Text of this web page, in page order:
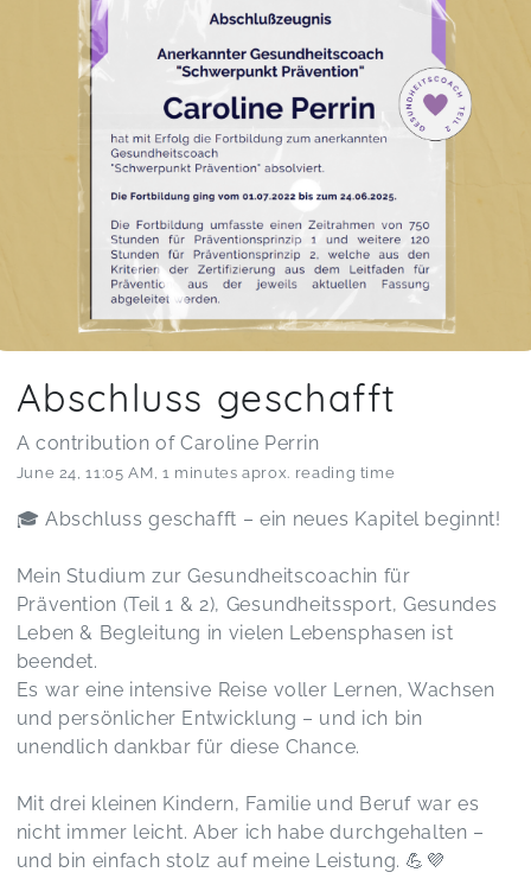
Abschluss geschafft
A contribution of Caroline Perrin
June 24 ,11:05 AM 1 minutes aprox. reading time
🎓 Abschluss geschafft – ein neues Kapitel beginnt!
Mein Studium zur Gesundheitscoachin für
Prävention (Teil 1 & 2), Gesundheitssport, Gesundes
Leben & Begleitung in vielen Lebensphasen ist
beendet.
Es war eine intensive Reise voller Lernen, Wachsen
und persönlicher Entwicklung – und ich bin
unendlich dankbar für diese Chance.
Mit drei kleinen Kindern, Familie und Beruf war es
nicht immer leicht. Aber ich habe durchgehalten –
und bin einfach stolz auf meine Leistung. 💪💜